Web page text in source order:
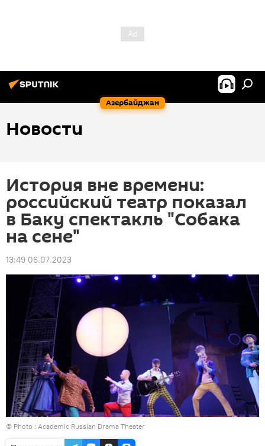
Азербайджан
Новости
История вне времени:
российский театр показал
в Баку спектакль "Собака
на сене"
13:49 06.07.2023
© Photo : Academic Russian Drama Theater